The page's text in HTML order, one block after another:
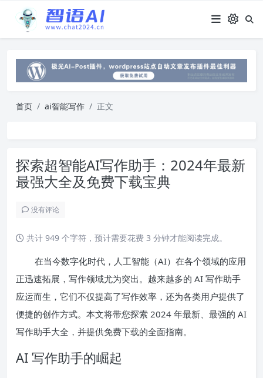
首页 ai智能写作 正文
探索超智能AI写作助手：2024年最新
最强大全及免费下载宝典
没有评论
共计 949 个字符，预计需要花费 3 分钟才能阅读完成。
在当今数字化时代，人工智能（AI）在各个领域的应用
正迅速拓展，写作领域尤为突出。越来越多的 AI 写作助手
应运而生，它们不仅提高了写作效率，还为各类用户提供了
便捷的创作方式。本文将带您探索 2024 年最新、最强的 AI
写作助手大全，并提供免费下载的全面指南。
AI 写作助手的崛起